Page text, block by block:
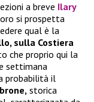
a breve Ilary
si prospetta
qual è la
sulla Costiera
che proprio qui la
settimana
probabilità il
storica